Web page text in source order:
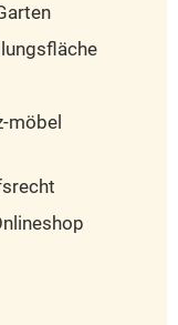
möbel